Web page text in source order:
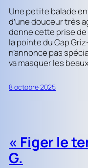
Une petite balade
d’une douceur très
donne cette prise de
la pointe du Cap
n’annonce pas
va masquer les
8 octobre 2025
« Figer le
G.